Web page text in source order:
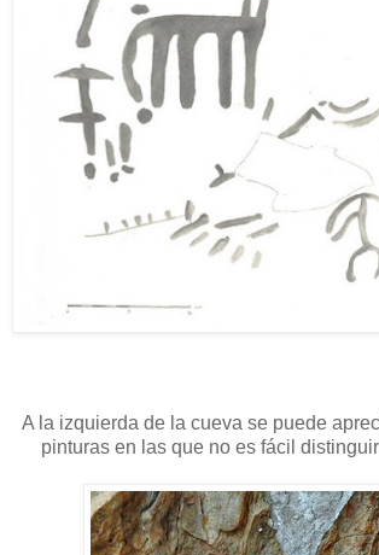
A la izquierda de la cueva se puede
pinturas en las que no es fácil